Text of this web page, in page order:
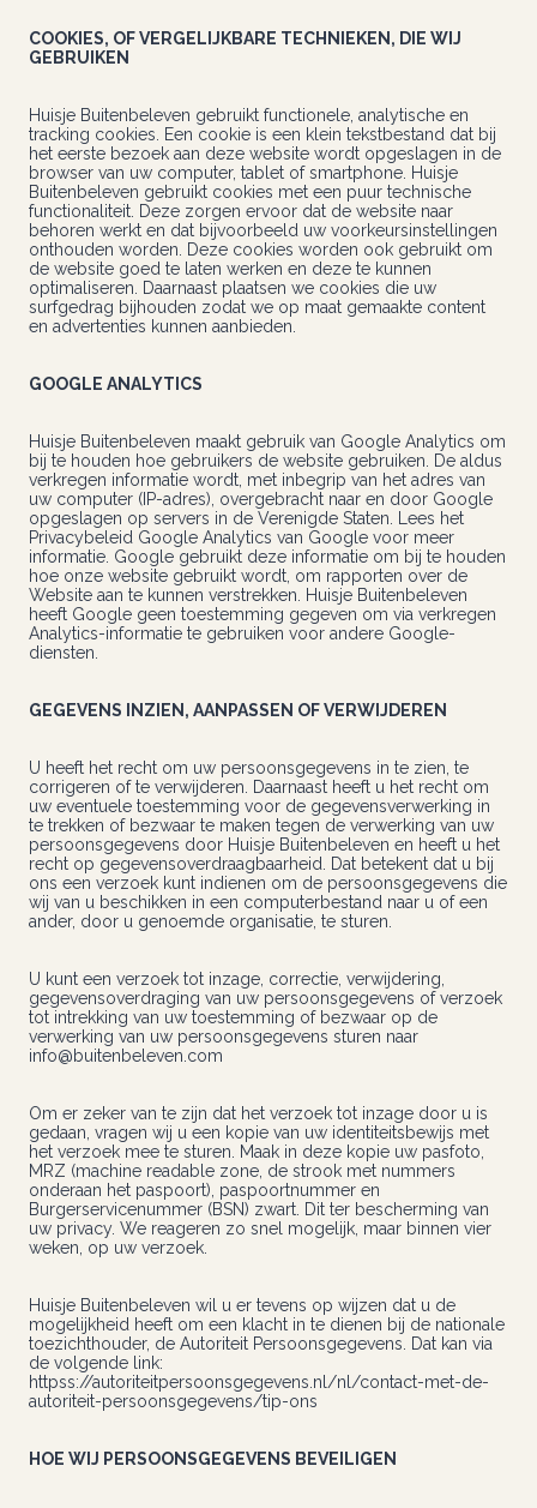
COOKIES, OF VERGELIJKBARE TECHNIEKEN, DIE WIJ
GEBRUIKEN
Huisje Buitenbeleven gebruikt functionele, analytische en
tracking cookies. Een cookie is een klein tekstbestand dat bij
het eerste bezoek aan deze website wordt opgeslagen in de
browser van uw computer, tablet of smartphone. Huisje
Buitenbeleven gebruikt cookies met een puur technische
functionaliteit. Deze zorgen ervoor dat de website naar
behoren werkt en dat bijvoorbeeld uw voorkeursinstellingen
onthouden worden. Deze cookies worden ook gebruikt om
de website goed te laten werken en deze te kunnen
optimaliseren. Daarnaast plaatsen we cookies die uw
surfgedrag bijhouden zodat we op maat gemaakte content
en advertenties kunnen aanbieden.
GOOGLE ANALYTICS
Huisje Buitenbeleven maakt gebruik van Google Analytics om
bij te houden hoe gebruikers de website gebruiken. De aldus
verkregen informatie wordt, met inbegrip van het adres van
uw computer (IP-adres), overgebracht naar en door Google
opgeslagen op servers in de Verenigde Staten. Lees het
Privacybeleid Google Analytics van Google voor meer
informatie. Google gebruikt deze informatie om bij te houden
hoe onze website gebruikt wordt, om rapporten over de
Website aan te kunnen verstrekken. Huisje Buitenbeleven
heeft Google geen toestemming gegeven om via verkregen
Analytics-informatie te gebruiken voor andere Google-
diensten.
GEGEVENS INZIEN, AANPASSEN OF VERWIJDEREN
U heeft het recht om uw persoonsgegevens in te zien, te
corrigeren of te verwijderen. Daarnaast heeft u het recht om
uw eventuele toestemming voor de gegevensverwerking in
te trekken of bezwaar te maken tegen de verwerking van uw
persoonsgegevens door Huisje Buitenbeleven en heeft u het
recht op gegevensoverdraagbaarheid. Dat betekent dat u bij
ons een verzoek kunt indienen om de persoonsgegevens die
wij van u beschikken in een computerbestand naar u of een
ander, door u genoemde organisatie, te sturen.
U kunt een verzoek tot inzage, correctie, verwijdering,
gegevensoverdraging van uw persoonsgegevens of verzoek
tot intrekking van uw toestemming of bezwaar op de
verwerking van uw persoonsgegevens sturen naar
info@buitenbeleven.com
Om er zeker van te zijn dat het verzoek tot inzage door u is
gedaan, vragen wij u een kopie van uw identiteitsbewijs met
het verzoek mee te sturen. Maak in deze kopie uw pasfoto,
MRZ (machine readable zone, de strook met nummers
onderaan het paspoort), paspoortnummer en
Burgerservicenummer (BSN) zwart. Dit ter bescherming van
uw privacy. We reageren zo snel mogelijk, maar binnen vier
weken, op uw verzoek.
Huisje Buitenbeleven wil u er tevens op wijzen dat u de
mogelijkheid heeft om een klacht in te dienen bij de nationale
toezichthouder, de Autoriteit Persoonsgegevens. Dat kan via
de volgende link:
httpss://autoriteitpersoonsgegevens.nl/nl/contact-met-de-
autoriteit-persoonsgegevens/tip-ons
HOE WIJ PERSOONSGEGEVENS BEVEILIGEN